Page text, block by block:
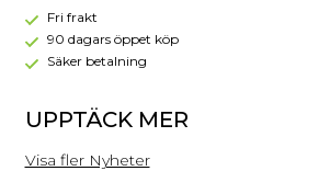
Combo
-
Guld
Fri frakt
90 dagars öppet köp
Säker betalning
UPPTÄCK MER
Visa fler Nyheter